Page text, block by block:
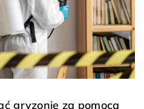
gryzonie za pomocą